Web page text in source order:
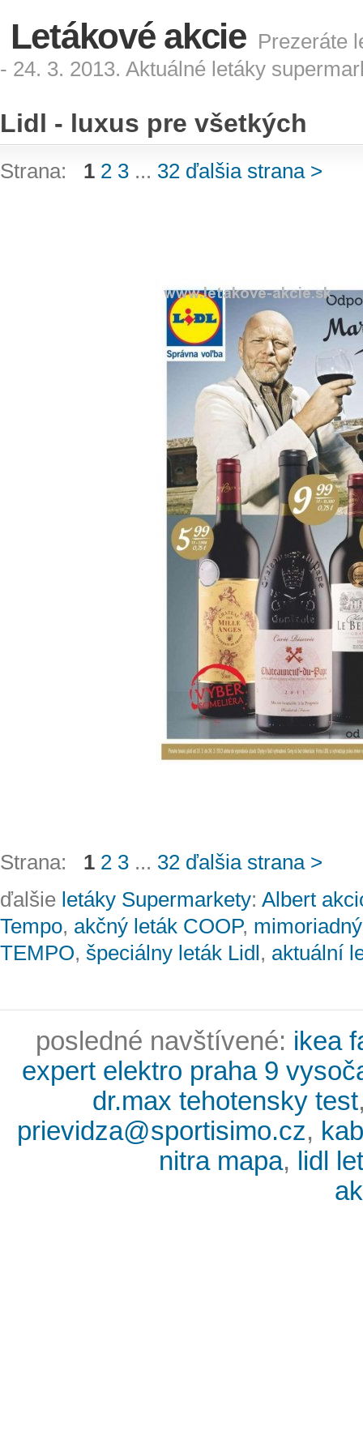
Letákové akcie Prezeráte
- 24. 3. 2013. Aktuálné letáky
Lidl - luxus pre všetkých
Strana: 1 2 3 ... 32 ďalšia strana >
Strana: 1 2 3 ... 32 ďalšia strana >
ďalšie letáky Supermarkety: Albert
Tempo, akčný leták COOP,
TEMPO, špeciálny leták Lidl, aktuální
posledné navštívené: ikea
expert elektro praha 9
dr.max tehotensky test
prievidza@sportisimo.cz,
nitra mapa, lidl